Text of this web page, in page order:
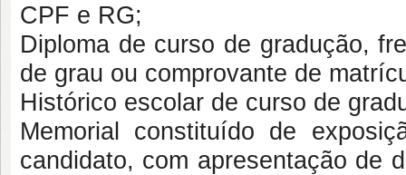
CPF e RG;
Diploma de curso de gradução,
de grau ou comprovante de
Histórico escolar de curso de
Memorial constituído de
candidato, com apresentação de